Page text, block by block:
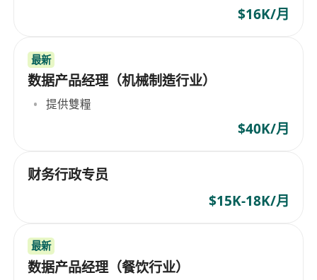
$16K/月
最新
数据产品经理（机械制造行业）
提供雙糧
$40K/月
财务行政专员
$15K-18K/月
最新
数据产品经理（餐饮行业）